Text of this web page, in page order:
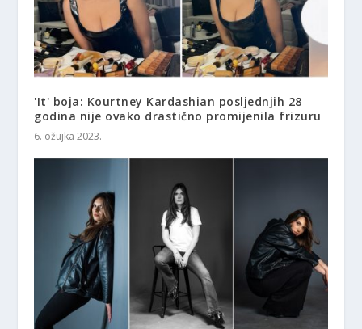
'It' boja: Kourtney Kardashian posljednjih 28
godina nije ovako drastično promijenila frizuru
6. ožujka 2023.